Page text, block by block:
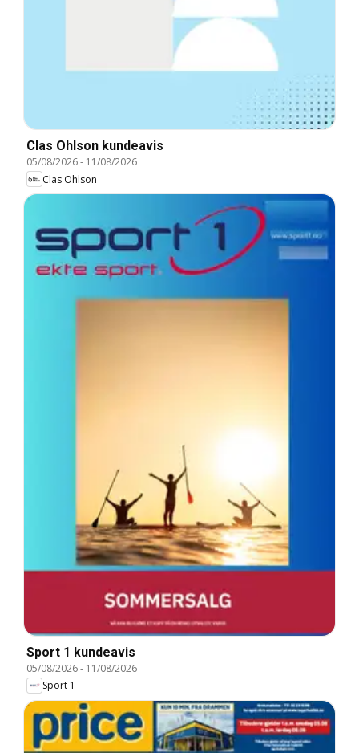
Clas Ohlson kundeavis
05/08/2026- 11/08/2026
Clas Ohlson
Sport 1 kundeavis
05/08/2026- 11/08/2026
Sport 1